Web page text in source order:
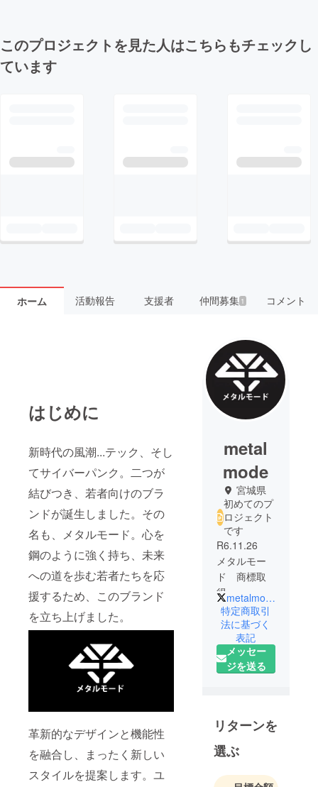
このプロジェクトを見た人はこちらもチェックし
ています
ホーム 活動報告 支援者 仲間募集 1 コメント
はじめに
新時代の風潮...テック、そし
てサイバーパンク。二つが
結びつき、若者向けのブラ
ンドが誕生しました。その
名も、メタルモード。心を
鋼のように強く持ち、未来
への道を歩む若者たちを応
援するため、このブランド
を立ち上げました。
革新的なデザインと機能性
を融合し、まったく新しい
スタイルを提案します。ユ
metal
mode
宮城県
初めてのプ
ロジェクト
です
R6.11.26
メタルモー
ド 商標取
得
metalmode
特定商取引
法に基づく
表記
メッセー
ジを送る
リターンを
選ぶ